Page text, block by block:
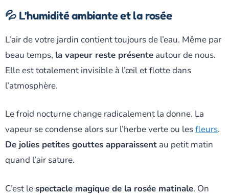
💦 L’humidité ambiante et la rosée
L’air de votre jardin contient toujours de l’eau. Même par
beau temps, la vapeur reste présente autour de nous.
Elle est totalement invisible à l’œil et flotte dans
l’atmosphère.
Le froid nocturne change radicalement la donne. La
vapeur se condense alors sur l’herbe verte ou lesfleurs.
De jolies petites gouttes apparaissent au petit matin
quand l’air sature.
C’est lespectacle magique de la rosée matinale. On